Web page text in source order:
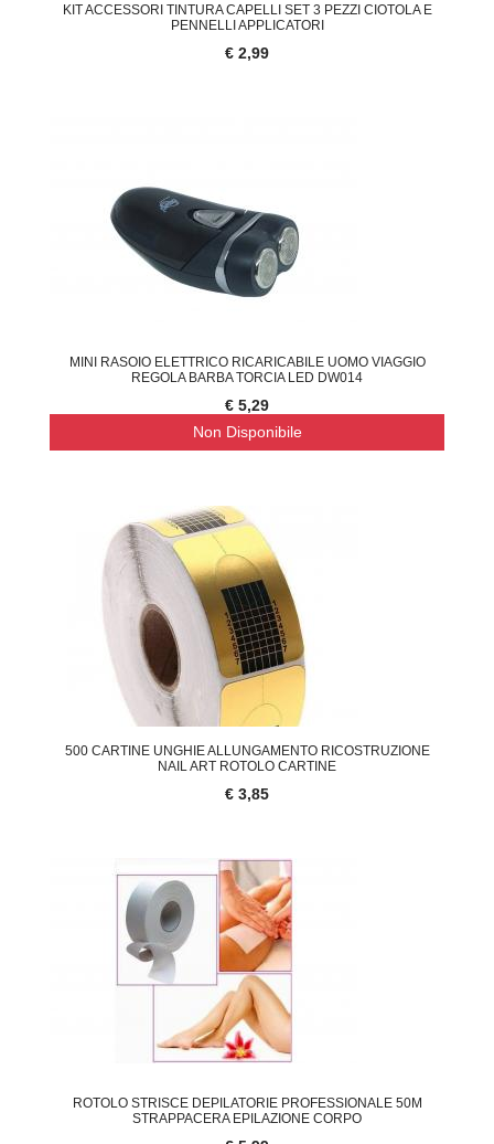
KIT ACCESSORI TINTURA CAPELLI SET 3 PEZZI CIOTOLA E
PENNELLI APPLICATORI
€ 2,99
MINI RASOIO ELETTRICO RICARICABILE UOMO VIAGGIO
REGOLA BARBA TORCIA LED DW014
€ 5,29
Non Disponibile
500 CARTINE UNGHIE ALLUNGAMENTO RICOSTRUZIONE
NAIL ART ROTOLO CARTINE
€ 3,85
ROTOLO STRISCE DEPILATORIE PROFESSIONALE 50M
STRAPPACERA EPILAZIONE CORPO